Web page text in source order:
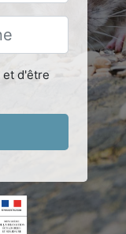
et d'être